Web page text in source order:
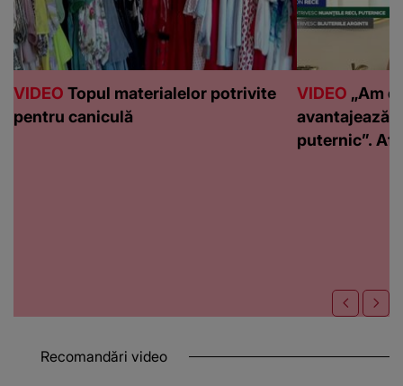
VIDEO Topul materialelor potrivite
pentru caniculă
VIDEO „Am
avantajează
puternic”.
Recomandări video